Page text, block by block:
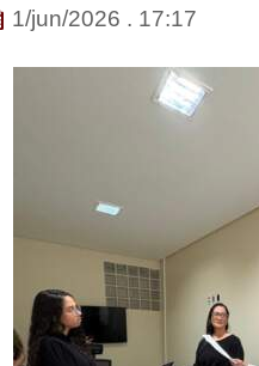
1/jun/2026 . 17:17